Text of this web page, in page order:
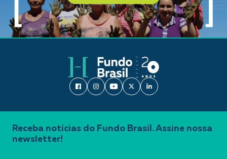
Receba notícias do Fundo Brasil. Assine nossa
newsletter!